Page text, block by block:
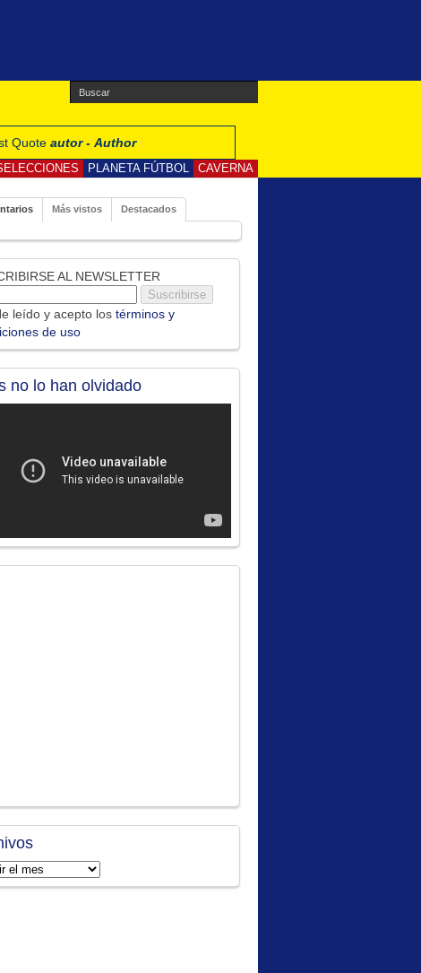
Quote autor - Author
PLANETA FÚTBOL CAVERNA
Más vistos Destacados
AL NEWSLETTER
leído y acepto los términos y
de uso
no lo han olvidado